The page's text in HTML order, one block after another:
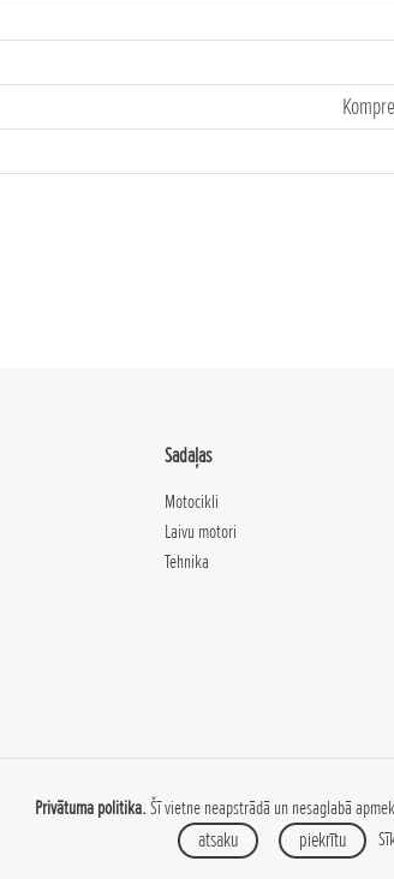
Sadaļas
Motocikli
Laivu motori
Tehnika
Privātuma politika.Šī vietne neapstrādā un nesaglabā
atsaku piekrītu